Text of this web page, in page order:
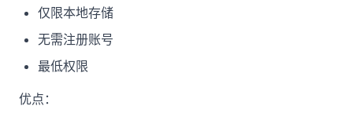
仅限本地存储
无需注册账号
最低权限
优点：